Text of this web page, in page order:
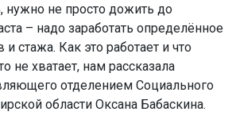
нужно не просто дожить до
– надо заработать определённое
и стажа. Как это работает и что
не хватает, нам рассказала
отделением Социального
области Оксана Бабаскина.